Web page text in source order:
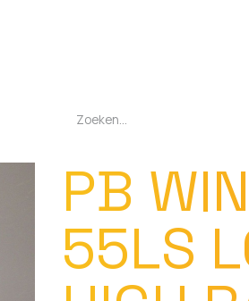
PB
55LS